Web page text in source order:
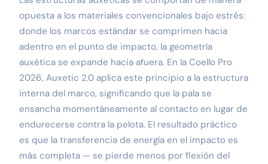
opuesta a los materiales convencionales bajo estrés:
donde los marcos estándar se comprimen hacia
adentro en el punto de impacto, la geometría
auxética se expande hacia afuera. En la Coello Pro
2026, Auxetic 2.0 aplica este principio a la estructura
interna del marco, significando que la pala se
ensancha momentáneamente al contacto en lugar de
endurecerse contra la pelota. El resultado práctico
es que la transferencia de energía en el impacto es
más completa — se pierde menos por flexión del